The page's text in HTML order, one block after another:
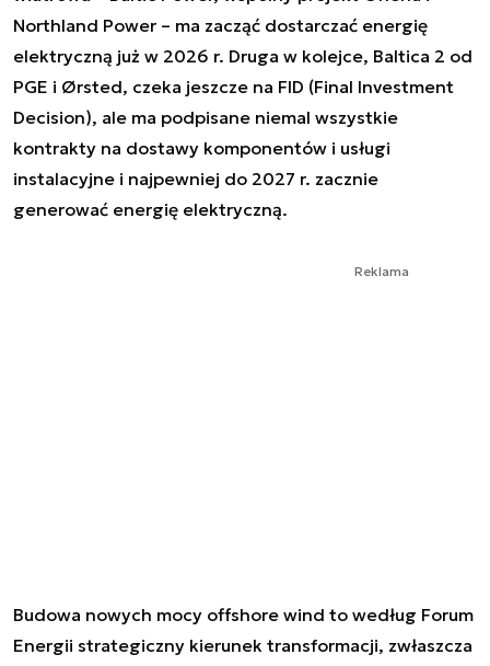
Northland Power – ma zacząć dostarczać energię
elektryczną już w 2026 r. Druga w kolejce, Baltica 2 od
PGE i Ørsted, czeka jeszcze na FID (Final Investment
Decision), ale ma podpisane niemal wszystkie
kontrakty na dostawy komponentów i usługi
instalacyjne i najpewniej do 2027 r. zacznie
generować energię elektryczną.
Reklama
Budowa nowych mocy offshore wind to według Forum
Energii strategiczny kierunek transformacji, zwłaszcza